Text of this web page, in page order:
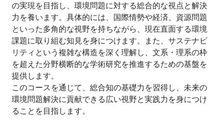
の実現を目指し、環境問題に対する総合的な視点と解決
力を養います。具体的には、国際情勢や経済、資源問題
といった多角的な視野を持ちながら、現在直面する環境
課題に取り組む知見を身につけます。また、サステナビ
リティという複雑な構造を深く理解し、文系・理系の枠
を超えた分野横断的な学術研究を推進するための基盤を
提供します。
このコースを通じて、総合知の基礎力を習得し、未来の
環境問題解決に貢献できる広い視野と実践力を身につけ
ることを目指します。